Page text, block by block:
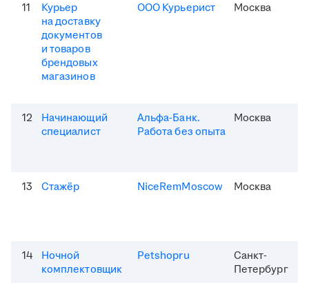
11
Курьер
на доставку
документов
и товаров
брендовых
магазинов
ООО Курьерист Москва
12
Начинающий
специалист
Альфа-Банк.
Работа без опыта
Москва
13 Стажёр NiceRemMoscow Москва
14
Ночной
комплектовщик
Petshopru
Санкт-
Петербург